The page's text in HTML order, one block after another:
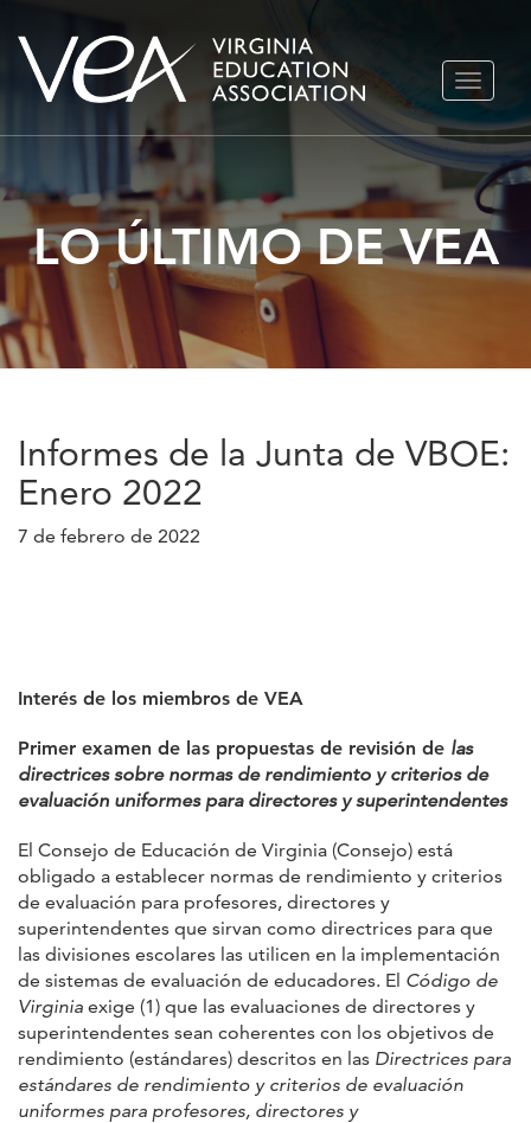
Ir
LO ÚLTIMO DE VEA
Informes de la Junta de VBOE:
Enero 2022
7 de febrero de 2022
Interés de los miembros de VEA
Primer examen de las propuestas de revisión de las
directrices sobre normas de rendimiento y criterios de
evaluación uniformes para directores y superintendentes
El Consejo de Educación de Virginia (Consejo) está
obligado a establecer normas de rendimiento y criterios
de evaluación para profesores, directores y
superintendentes que sirvan como directrices para que
las divisiones escolares las utilicen en la implementación
de sistemas de evaluación de educadores. El Código de
Virginia exige (1) que las evaluaciones de directores y
superintendentes sean coherentes con los objetivos de
rendimiento (estándares) descritos en las Directrices para
estándares de rendimiento y criterios de evaluación
uniformes para profesores, directores y